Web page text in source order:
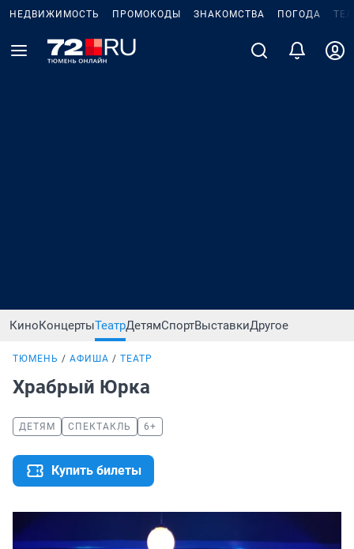
НЕДВИЖИМОСТЬ ПРОМОКОДЫ ЗНАКОМСТВА ПОГОДА
КиноКонцертыТеатрДетямСпортВыставкиДругое
ТЮМЕНЬ АФИША ТЕАТР
Храбрый Юрка
ДЕТЯМ СПЕКТАКЛЬ 6+
Купить билеты